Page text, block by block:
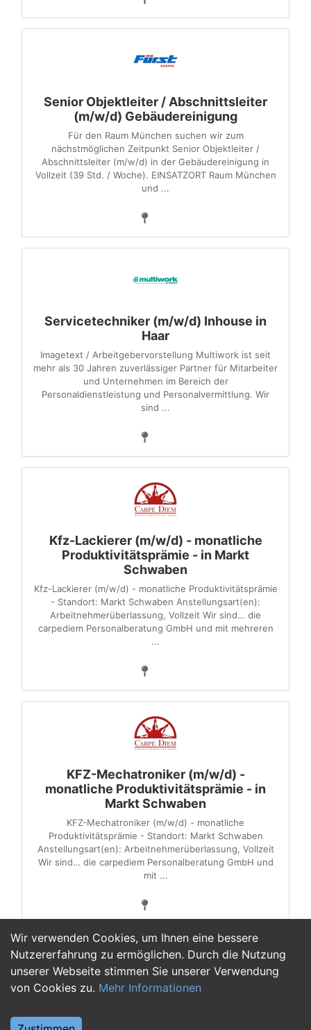
Wir verwenden Cookies, um Ihnen eine bessere
Nutzererfahrung zu ermöglichen. Durch die Nutzung
unserer Webseite stimmen Sie unserer Verwendung
von Cookies zu. Mehr Informationen
Senior Objektleiter / Abschnittsleiter
(m/w/d) Gebäudereinigung
Für den Raum München suchen wir zum
nächstmöglichen Zeitpunkt Senior Objektleiter /
Abschnittsleiter (m/w/d) in der Gebäudereinigung in
Vollzeit (39 Std. / Woche). EINSATZORT Raum München
und ...
Servicetechniker (m/w/d) Inhouse in
Haar
Imagetext / Arbeitgebervorstellung Multiwork ist seit
mehr als 30 Jahren zuverlässiger Partner für Mitarbeiter
und Unternehmen im Bereich der
Personaldienstleistung und Personalvermittlung. Wir
sind ...
Kfz-Lackierer (m/w/d) - monatliche
Produktivitätsprämie - in Markt
Schwaben
Kfz-Lackierer (m/w/d) - monatliche Produktivitätsprämie
- Standort: Markt Schwaben Anstellungsart(en):
Arbeitnehmerüberlassung, Vollzeit Wir sind… die
carpediem Personalberatung GmbH und mit mehreren
...
KFZ-Mechatroniker (m/w/d) -
monatliche Produktivitätsprämie - in
Markt Schwaben
KFZ-Mechatroniker (m/w/d) - monatliche
Produktivitätsprämie - Standort: Markt Schwaben
Anstellungsart(en): Arbeitnehmerüberlassung, Vollzeit
Wir sind… die carpediem Personalberatung GmbH und
mit ...
1